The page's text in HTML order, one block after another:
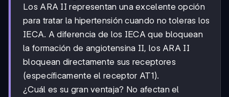
Los ARA II representan una excelente opción
para tratar la hipertensión cuando no toleras los
IECA. A diferencia de los IECA que bloquean
la formación de angiotensina II, los ARA II
bloquean directamente sus receptores
(específicamente el receptor AT1).
¿Cuál es su gran ventaja? No afectan el